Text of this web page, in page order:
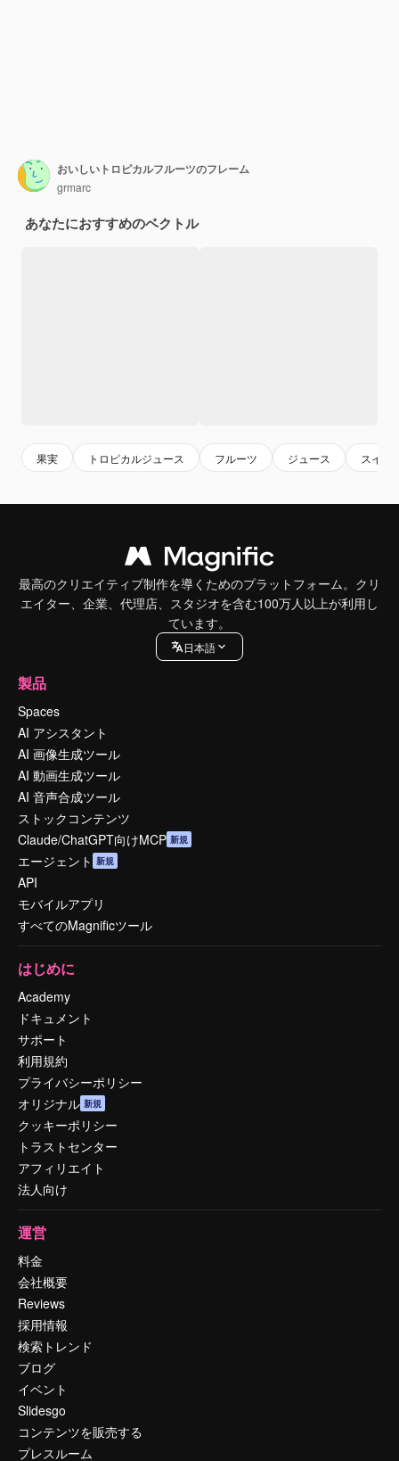
おいしいトロピカルフルーツのフレーム
grmarc
あなたにおすすめのベクトル
果実 トロピカルジュース フルーツ ジュース スイカ
最高のクリエイティブ制作を導くためのプラットフォーム。クリ
エイター、企業、代理店、スタジオを含む100万人以上が利用し
ています。
日本語
製品
Spaces
AI アシスタント
AI 画像生成ツール
AI 動画生成ツール
AI 音声合成ツール
ストックコンテンツ
Claude/ChatGPT向けMCP 新規
エージェント 新規
API
モバイルアプリ
すべてのMagnificツール
はじめに
Academy
ドキュメント
サポート
利用規約
プライバシーポリシー
オリジナル 新規
クッキーポリシー
トラストセンター
アフィリエイト
法人向け
運営
料金
会社概要
Reviews
採用情報
検索トレンド
ブログ
イベント
Slidesgo
コンテンツを販売する
プレスルーム